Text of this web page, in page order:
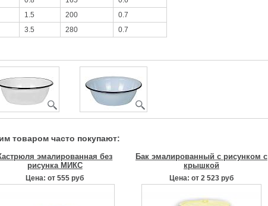
1.5 200
0.7
3.5 280 0.7
товаром часто покупают:
эмалированная без
рисунка МИКС
Цена: от 555 руб
Бак эмалированный с рисунком с
крышкой
Цена: от 2 523 руб